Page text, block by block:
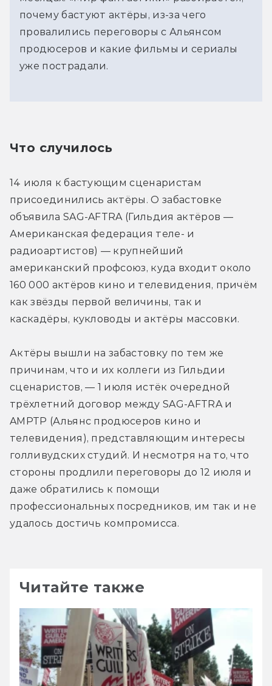
почему бастуют актёры, из-за чего
провалились переговоры с Альянсом
продюсеров и какие фильмы и сериалы
уже пострадали.
Что случилось
14 июля к бастующим сценаристам
присоединились актёры. О забастовке
объявила SAG-AFTRA (Гильдия актёров —
Американская федерация теле- и
радиоартистов) — крупнейший
американский профсоюз, куда входит около
160 000 актёров кино и телевидения, причём
как звёзды первой величины, так и
каскадёры, кукловоды и актёры массовки.
Актёры вышли на забастовку по тем же
причинам, что и их коллеги из Гильдии
сценаристов, — 1 июля истёк очередной
трёхлетний договор между SAG-AFTRA и
AMPTP (Альянс продюсеров кино и
телевидения), представляющим интересы
голливудских студий. И несмотря на то, что
стороны продлили переговоры до 12 июля и
даже обратились к помощи
профессиональных посредников, им так и не
удалось достичь компромисса.
Читайте также